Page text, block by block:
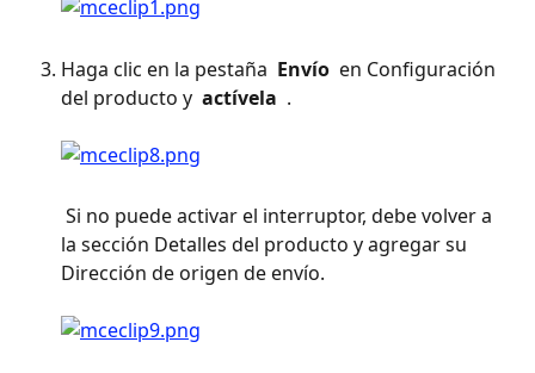
Haga clic en la pestaña Envío en Configuración
del producto y actívela .
la sección Detalles del producto y agregar su
Dirección de origen de envío.